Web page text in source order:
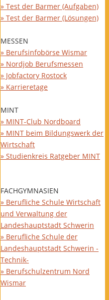
» Test der Barmer (Aufgaben)
» Test der Barmer (Lösungen)
MESSEN
» Berufsinfobörse Wismar
» Nordjob Berufsmessen
» Jobfactory Rostock
» Karrieretage
MINT
» MINT-Club Nordboard
» MINT beim Bildungswerk der
Wirtschaft
» Studienkreis Ratgeber MINT
FACHGYMNASIEN
» Berufliche Schule Wirtschaft
und Verwaltung der
Landeshauptstadt Schwerin
» Berufliche Schule der
Landeshauptstadt Schwerin -
Technik-
» Berufschulzentrum Nord
Wismar